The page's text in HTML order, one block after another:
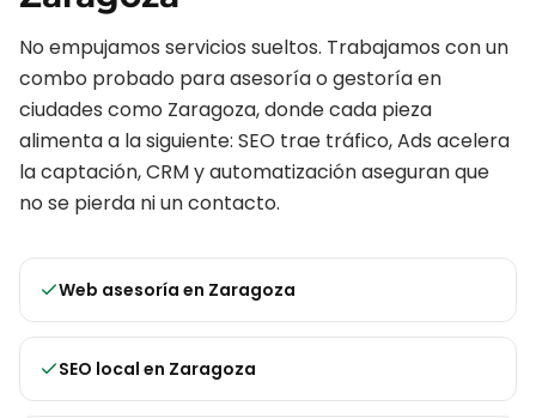
No empujamos servicios sueltos. Trabajamos con un
combo probado paraasesoría o gestoríaen
ciudades como Zaragoza, donde cada pieza
alimenta a la siguiente: SEO trae tráfico, Ads acelera
la captación, CRM y automatización aseguran que
no se pierda ni un contacto.
Web asesoría en Zaragoza
SEO local en Zaragoza